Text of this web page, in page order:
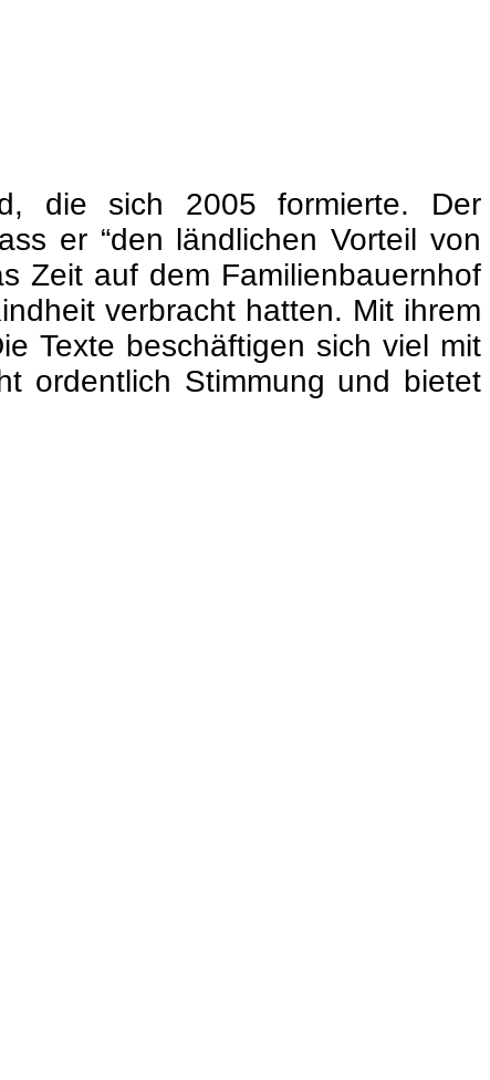
die sich 2005 formierte. Der
er “den ländlichen Vorteil von
Zeit auf dem Familienbauernhof
verbracht hatten. Mit ihrem
Texte beschäftigen sich viel mit
ordentlich Stimmung und bietet